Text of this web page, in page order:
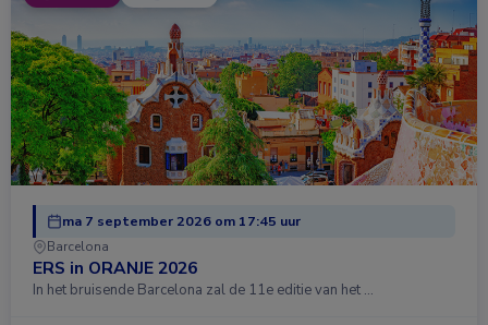
ma 7 september 2026 om 17:45 uur
Barcelona
ERS in ORANJE 2026
In het bruisende Barcelona zal de 11e editie van het …